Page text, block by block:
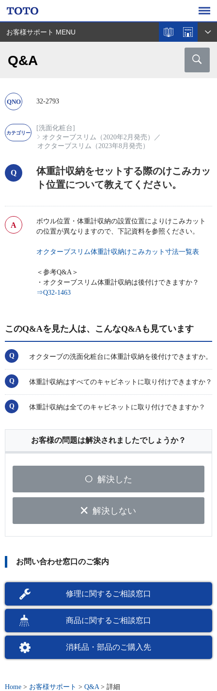
お客様サポート MENU
Q&A
32-2793
[洗面化粧台]
オクターブスリム（2020年2月発売）
／
オクターブスリム（2023年8月発売）
体重計収納をセットする際のけこみカッ
ト位置について教えてください。
ボウル位置・体重計収納の設置位置によりけこみカット
の位置が異なりますので、下記資料を参照ください。
オクターブスリム体重計収納けこみカット寸法一覧表
＜参考Q&A＞
・オクターブスリム体重計収納は後付けできますか？
⇒Q32-1463
このQ&Aを見た人は、こんなQ&Aも見ています
オクターブの洗面化粧台に体重計収納を後付けできますか。
体重計収納はすべてのキャビネットに取り付けできますか？
体重計収納は全てのキャビネットに取り付けできますか？
お客様の問題は解決されましたでしょうか？
解決した
解決しない
お問い合わせ窓口のご案内
修理に関するご相談窓口
商品に関するご相談窓口
消耗品・部品のご購入先
Home > お客様サポート > Q&A > 詳細